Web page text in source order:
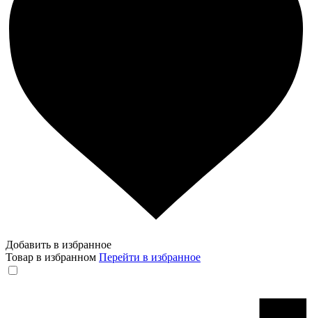
Добавить в избранное
Товар в избранном Перейти в избранное